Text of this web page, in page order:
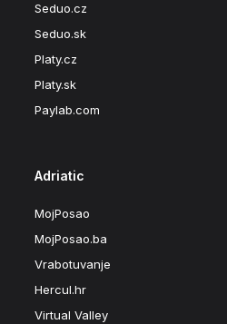
Seduo.cz
Seduo.sk
Platy.cz
Platy.sk
Paylab.com
Adriatic
MojPosao
MojPosao.ba
Vrabotuvanje
Hercul.hr
Virtual Valley